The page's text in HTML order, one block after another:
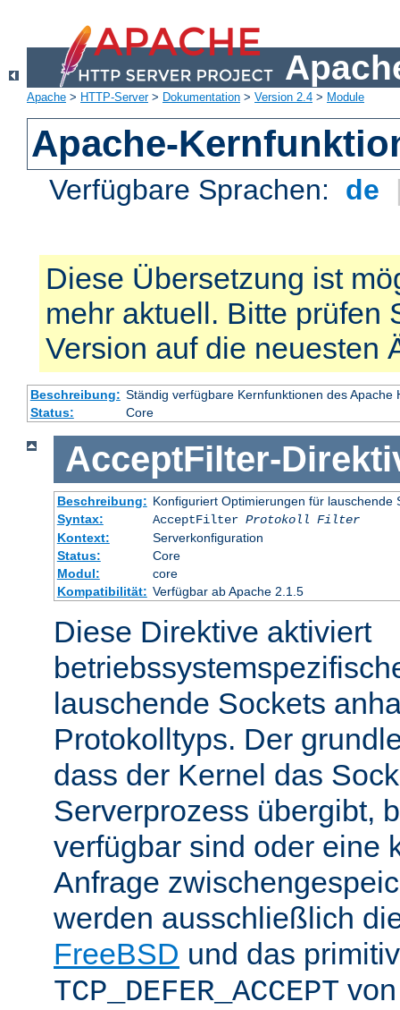
Apache > HTTP-Server> Dokumentation > Version 2.4 > Module
Apache-
Verfügbare Sprachen: de
Diese Übersetzung ist
mehr aktuell. Bitte prüfen
Version auf die neuesten
Beschreibung: Ständig verfügbare Kernfunktionen des Apache
Status:
Core
AcceptFilter-
Beschreibung: Konfiguriert Optimierungen für lauschende
Syntax:
AcceptFilter Protokoll Filter
Kontext:
Serverkonfiguration
Status:
Core
Modul:
core
Kompatibilität: Verfügbar ab Apache 2.1.5
Diese Direktive aktiviert
lauschende Sockets
Protokolltyps. Der
dass der Kernel das
Serverprozess übergibt,
verfügbar sind oder eine
Anfrage
werden ausschließlich
FreeBSD und das
TCP_DEFER_ACCEPT